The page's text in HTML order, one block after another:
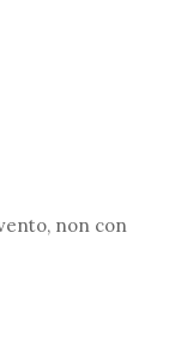
non con